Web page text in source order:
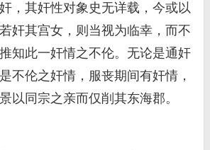
，其奸性对象史无详载，今或以
奸其宫女，则当视为临幸，而不
知此一奸情之不伦。无论是通奸
不伦之奸情，服丧期间有奸情，
以同宗之亲而仅削其东海郡。